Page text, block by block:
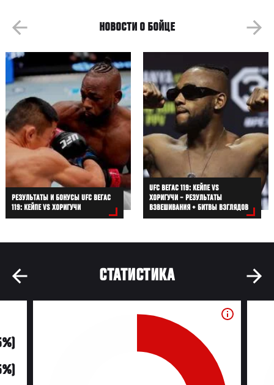
НОВОСТИ О БОЙЦЕ
РЕЗУЛЬТАТЫ И БОНУСЫ UFC ВЕГАС
119: КЕЙПЕ VS ХОРИГУЧИ
UFC ВЕГАС 119: КЕЙПЕ VS
ХОРИГУЧИ – РЕЗУЛЬТАТЫ
ВЗВЕШИВАНИЯ + БИТВЫ ВЗГЛЯДОВ
СТАТИСТИКА